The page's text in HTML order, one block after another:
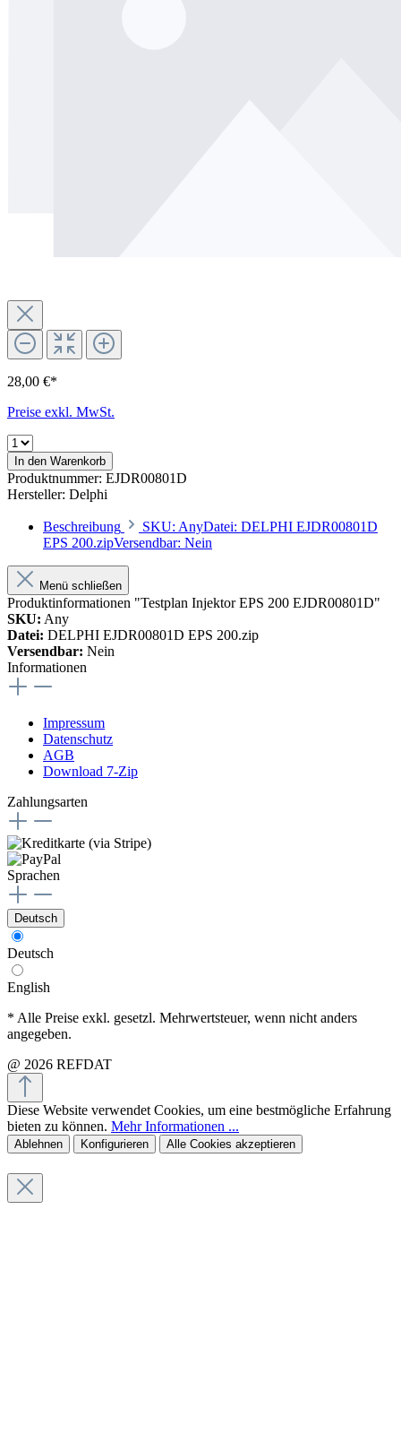
28,00 €*
Preise exkl. MwSt.
In den Warenkorb
Produktnummer: EJDR00801D
Hersteller: Delphi
Beschreibung
SKU: AnyDatei: DELPHI EJDR00801D
EPS 200.zipVersendbar: Nein
Menü schließen
Produktinformationen "Testplan Injektor EPS 200 EJDR00801D"
SKU: Any
Datei: DELPHI EJDR00801D EPS 200.zip
Versendbar: Nein
Informationen
Impressum
Datenschutz
AGB
Download 7-Zip
Zahlungsarten
Sprachen
Deutsch
Deutsch
English
* Alle Preise exkl. gesetzl. Mehrwertsteuer, wenn nicht anders
angegeben.
@ 2026 REFDAT
Diese Website verwendet Cookies, um eine bestmögliche Erfahrung
bieten zu können. Mehr Informationen ...
Ablehnen Konfigurieren Alle Cookies akzeptieren